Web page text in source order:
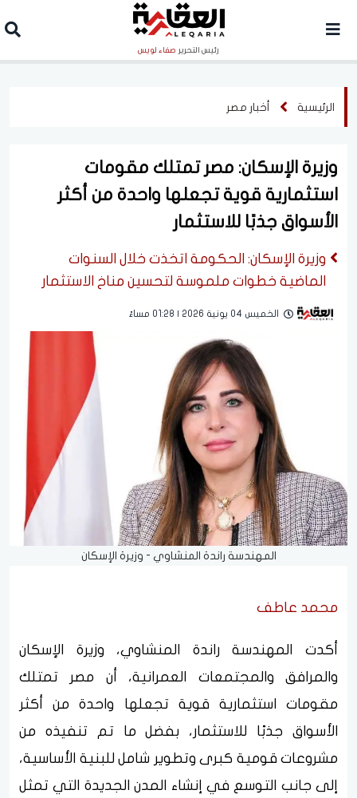
رئيس التحرير صفاء لويس
الرئيسية أخبار مصر
وزيرة الإسكان: مصر تمتلك مقومات
استثمارية قوية تجعلها واحدة من أكثر
الأسواق جذبًا للاستثمار
وزيرة الإسكان: الحكومة اتخذت خلال السنوات
الماضية خطوات ملموسة لتحسين مناخ الاستثمار
الخميس 04 يونية 2026 | 01:28 مساءً
المهندسة راندة المنشاوي - وزيرة الإسكان
محمد عاطف
أكدت المهندسة راندة المنشاوي، وزيرة الإسكان
والمرافق والمجتمعات العمرانية، أن مصر تمتلك
مقومات استثمارية قوية تجعلها واحدة من أكثر
الأسواق جذبًا للاستثمار، بفضل ما تم تنفيذه من
مشروعات قومية كبرى وتطوير شامل للبنية الأساسية،
إلى جانب التوسع في إنشاء المدن الجديدة التي تمثل